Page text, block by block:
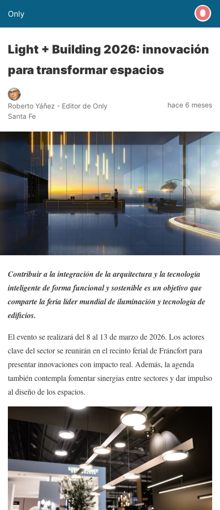
Only
Light + Building 2026: innovación
para transformar espacios
Roberto Yáñez - Editor de Only
Santa Fe
hace 6 meses
Contribuir a la integración de la arquitectura y la tecnología
inteligente de forma funcional y sostenible es un objetivo que
comparte la feria líder mundial de iluminación y tecnología de
edificios.
El evento se realizará del 8 al 13 de marzo de 2026. Los actores
clave del sector se reunirán en el recinto ferial de Fráncfort para
presentar innovaciones con impacto real. Además, la agenda
también contempla fomentar sinergias entre sectores y dar impulso
al diseño de los espacios.